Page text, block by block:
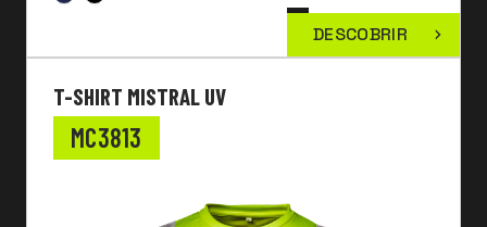
DESCOBRIR
T-SHIRT MISTRAL UV
MC3813